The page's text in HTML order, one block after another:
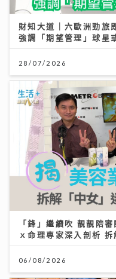
財知大道｜六歐洲勁旅
強調「期望管理」球星
28/07/2026
「鋒」繼續吹 靚靚陪
ｘ命理專家深入剖析
06/08/2026